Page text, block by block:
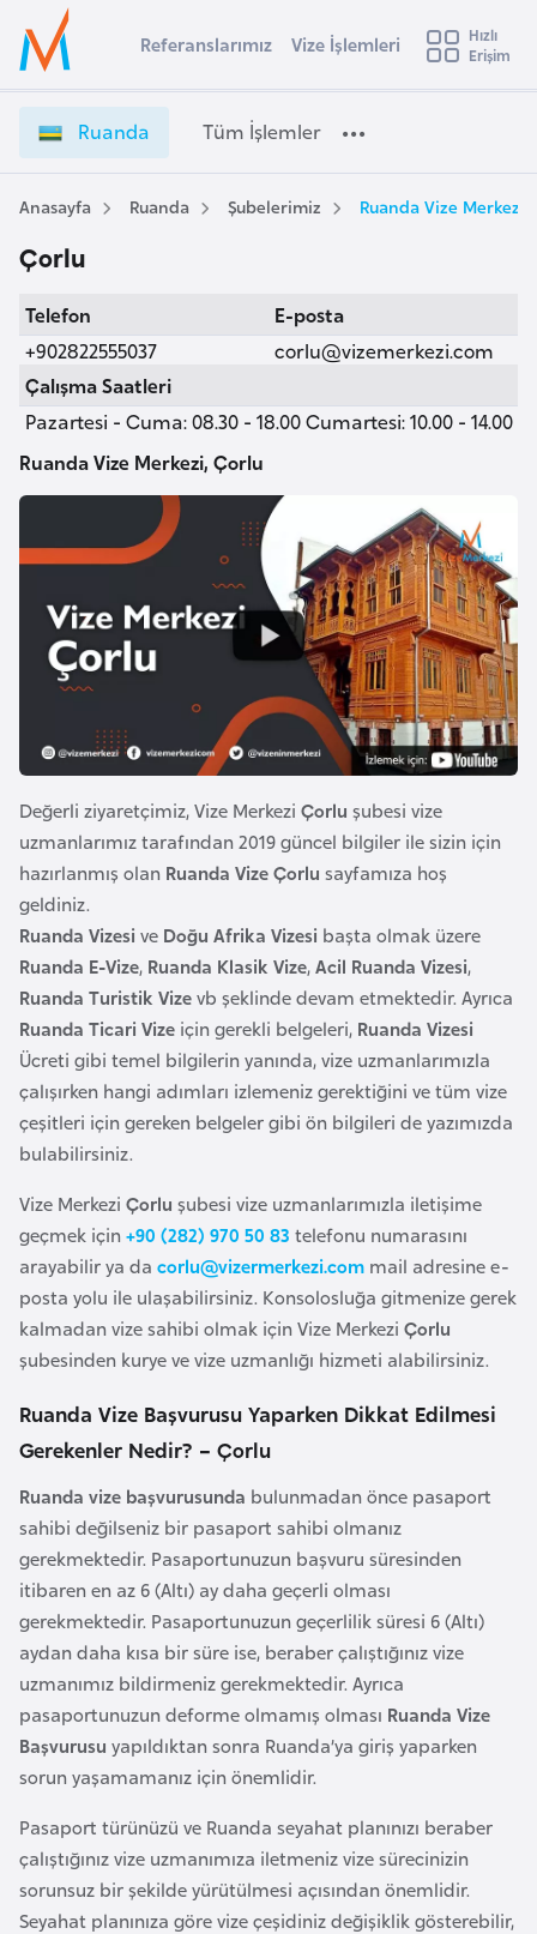
Ülke Seçimi
Başvuru yapmak istediğiniz ülkeyi seçin
Üye
Girişi
u
n
d
a
İ
l
e
m
l
r
e
t
Referanslarımız Vize İşlemleri
Hızlı
Erişim
Ruanda Tüm İşlemler
Anasayfa Ruanda Şubelerimiz Ruanda Vize Merkezi,
Çorlu
Telefon
+902822555037
E-posta
corlu@vizemerkezi.com
Çalışma Saatleri
Pazartesi - Cuma: 08.30 - 18.00 Cumartesi: 10.00 - 14.00
Ruanda Vize Merkezi, Çorlu
Değerli ziyaretçimiz, Vize Merkezi Çorlu şubesi vize
uzmanlarımız tarafından 2019 güncel bilgiler ile sizin için
hazırlanmış olan Ruanda Vize Çorlu sayfamıza hoş
geldiniz.
Ruanda Vizesi ve Doğu Afrika Vizesi başta olmak üzere
Ruanda E-Vize, Ruanda Klasik Vize,Acil Ruanda Vizesi,
Ruanda Turistik Vizevb şeklinde devam etmektedir. Ayrıca
Ruanda Ticari Vize için gerekli belgeleri, Ruanda Vizesi
Ücreti gibi temel bilgilerin yanında, vize uzmanlarımızla
çalışırken hangi adımları izlemeniz gerektiğini ve tüm vize
çeşitleri için gereken belgeler gibi ön bilgileri de yazımızda
bulabilirsiniz.
Vize Merkezi Çorlu şubesi vize uzmanlarımızla iletişime
geçmek için+90 (282) 970 50 83 telefonu numarasını
arayabilir ya da corlu@vizermerkezi.com mail adresine e-
posta yolu ile ulaşabilirsiniz. Konsolosluğa gitmenize gerek
kalmadan vize sahibi olmak için Vize Merkezi Çorlu
şubesinden kurye ve vize uzmanlığı hizmeti alabilirsiniz.
Ruanda Vize Başvurusu Yaparken Dikkat Edilmesi
Gerekenler Nedir? – Çorlu
Ruanda vize başvurusunda bulunmadan önce pasaport
sahibi değilseniz bir pasaport sahibi olmanız
gerekmektedir. Pasaportunuzun başvuru süresinden
itibaren en az 6 (Altı) ay daha geçerli olması
gerekmektedir. Pasaportunuzun geçerlilik süresi 6 (Altı)
aydan daha kısa bir süre ise, beraber çalıştığınız vize
uzmanımız bildirmeniz gerekmektedir. Ayrıca
pasaportunuzun deforme olmamış olması Ruanda Vize
Başvurusu yapıldıktan sonra Ruanda’ya giriş yaparken
sorun yaşamamanız için önemlidir.
Pasaport türünüzü ve Ruanda seyahat planınızı beraber
çalıştığınız vize uzmanımıza iletmeniz vize sürecinizin
sorunsuz bir şekilde yürütülmesi açısından önemlidir.
Seyahat planınıza göre vize çeşidiniz değişiklik gösterebilir,
s
t
r
a
v
u
s
t
u
a
A
z
b
a
y
c
a
n
B
a
h
r
e
y
n
B
a
n
g
l
d
e
a
e
l
ç